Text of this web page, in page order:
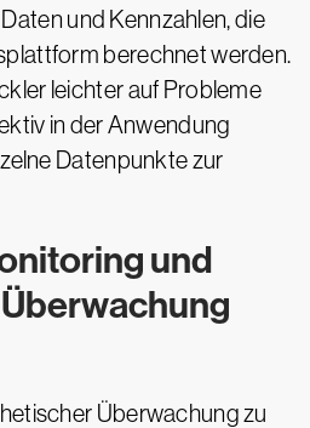
und Kennzahlen, die
berechnet werden.
leichter auf Probleme
in der Anwendung
Datenpunkte zur
und
Überwachung zu